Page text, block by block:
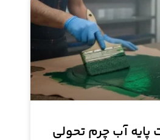
پایه آب چرم تحولی